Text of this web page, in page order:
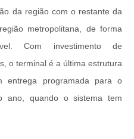
da região com o restante da
metropolitana, de forma
Com investimento de
o terminal é a última estrutura
programada para o
ano, quando o sistema tem